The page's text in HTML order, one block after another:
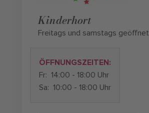
Kinderhort
Freitags und samstags geöffnet
ÖFFNUNGSZEITEN:
Fr: 14:00 - 18:00 Uhr
Sa: 10:00 - 18:00 Uhr